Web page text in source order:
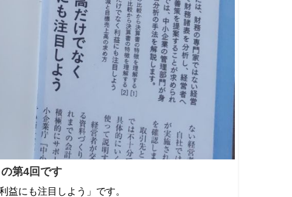
第4回です
にも注目しよう」です。